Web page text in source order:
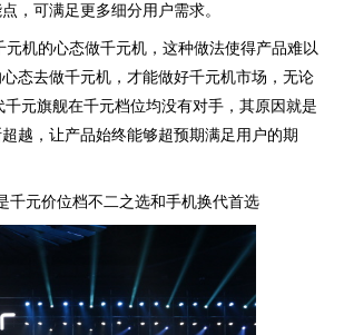
，可满足更多细分用户需求。
机的心态做千元机，这种做法使得产品难以
态去做千元机，才能做好千元机市场，无论
元旗舰在千元档位均没有对手，其原因就是
越，让产品始终能够超预期满足用户的期
千元价位档不二之选和手机换代首选